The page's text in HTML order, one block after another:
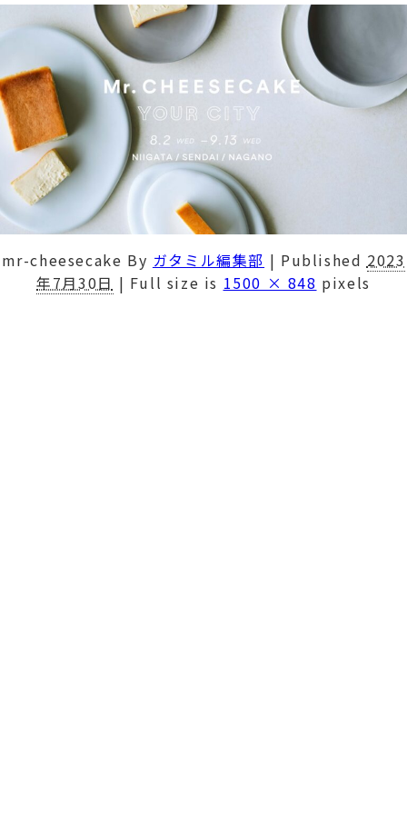
mr-cheesecake By ガタミル編集部 | Published 2023
年7月30日 | Full size is 1500 × 848 pixels